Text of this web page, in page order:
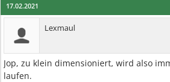
17.02.2021
Lexmaul
Jop, zu klein dimensioniert, wird also
laufen.